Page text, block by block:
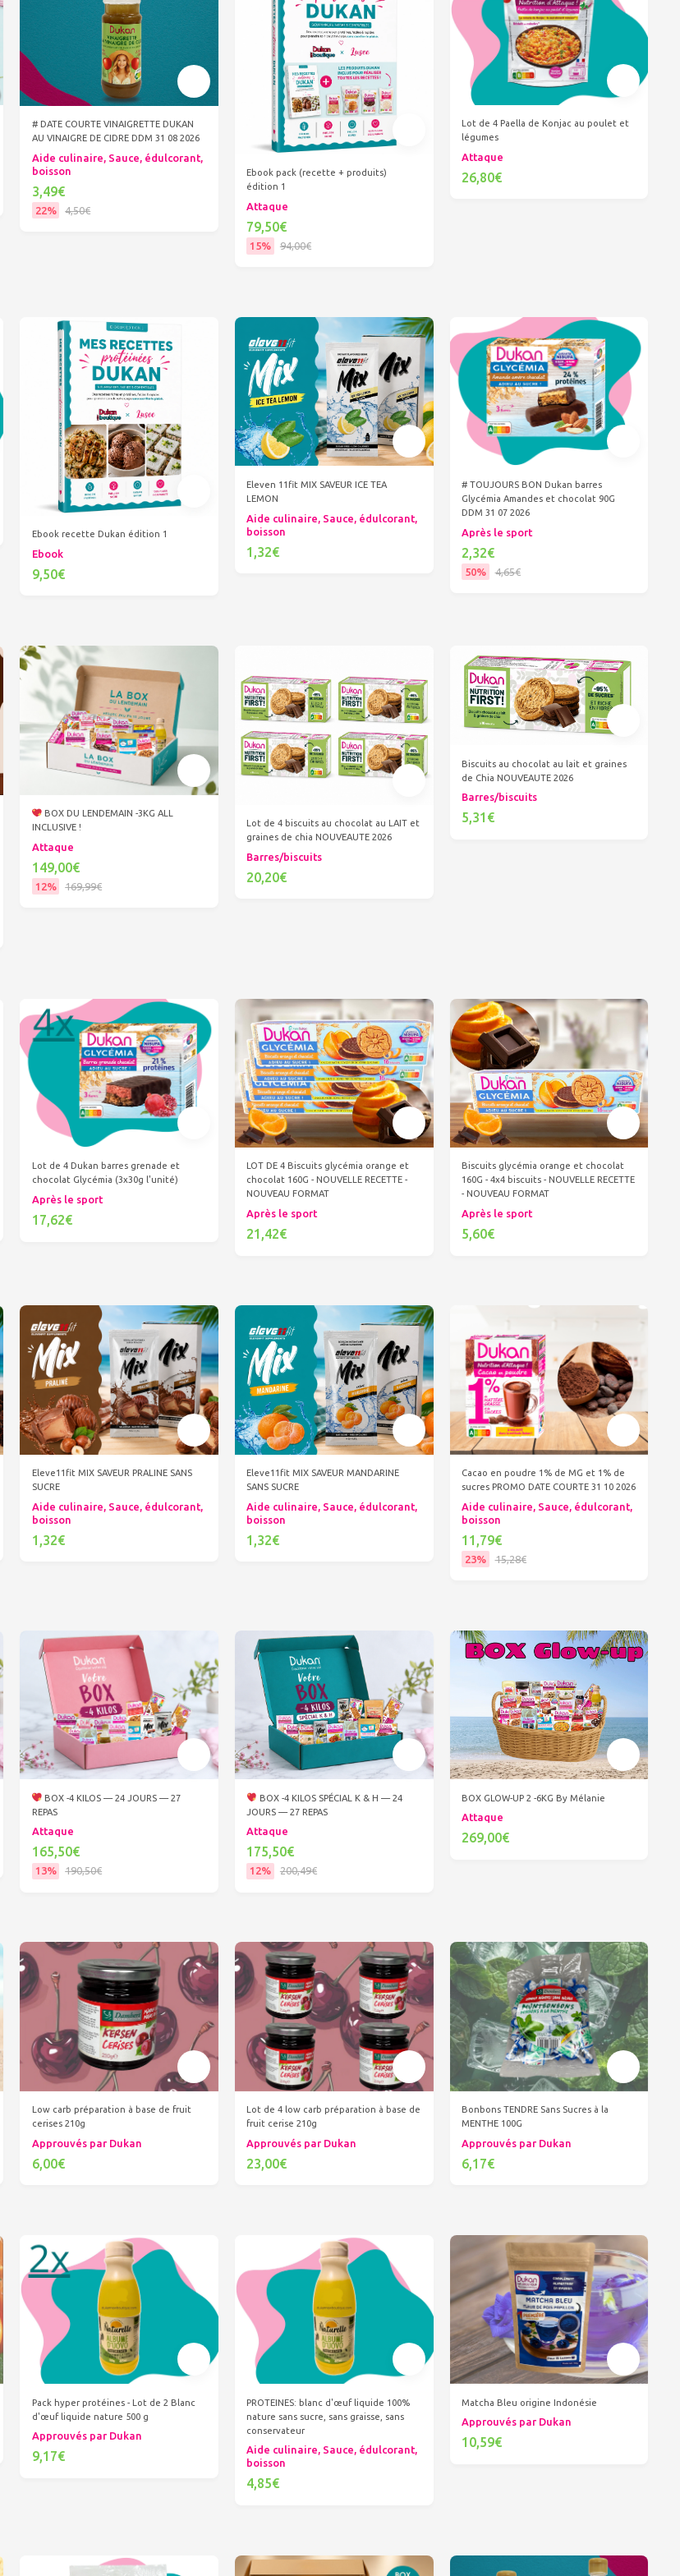
# DATE COURTE VINAIGRETTE DUKAN
AU VINAIGRE DE CIDRE DDM 31 08 2026
Aide culinaire, Sauce, édulcorant,
boisson
3,49€
22%
4,50€
Ebook pack (recette + produits)
édition 1
Attaque
79,50€
15%
94,00€
Lot de 4 Paella de Konjac au poulet et
légumes
Attaque
26,80€
Ebook recette Dukan édition 1
Ebook
9,50€
Eleven 11fit MIX SAVEUR ICE TEA
LEMON
Aide culinaire, Sauce, édulcorant,
boisson
1,32€
# TOUJOURS BON Dukan barres
Glycémia Amandes et chocolat 90G
DDM 31 07 2026
Après le sport
2,32€
50%
4,65€
BOX DU LENDEMAIN -3KG ALL
INCLUSIVE !
Attaque
149,00€
12%
169,99€
Lot de 4 biscuits au chocolat au LAIT et
graines de chia NOUVEAUTE 2026
Barres/biscuits
20,20€
Biscuits au chocolat au lait et graines
de Chia NOUVEAUTE 2026
Barres/biscuits
5,31€
Lot de 4 Dukan barres grenade et
chocolat Glycémia (3x30g l'unité)
Après le sport
17,62€
LOT DE 4 Biscuits glycémia orange et
chocolat 160G - NOUVELLE RECETTE -
NOUVEAU FORMAT
Après le sport
21,42€
Biscuits glycémia orange et chocolat
160G - 4x4 biscuits - NOUVELLE RECETTE
- NOUVEAU FORMAT
Après le sport
5,60€
Eleve11fit MIX SAVEUR PRALINE SANS
SUCRE
Aide culinaire, Sauce, édulcorant,
boisson
1,32€
Eleve11fit MIX SAVEUR MANDARINE
SANS SUCRE
Aide culinaire, Sauce, édulcorant,
boisson
1,32€
Cacao en poudre 1% de MG et 1% de
sucres PROMO DATE COURTE 31 10 2026
Aide culinaire, Sauce, édulcorant,
boisson
11,79€
23%
15,28€
BOX -4 KILOS — 24 JOURS — 27
REPAS
Attaque
165,50€
13%
190,50€
BOX -4 KILOS SPÉCIAL K & H — 24
JOURS — 27 REPAS
Attaque
175,50€
12%
200,49€
BOX GLOW-UP 2 -6KG By Mélanie
Attaque
269,00€
Low carb préparation à base de fruit
cerises 210g
Approuvés par Dukan
6,00€
Lot de 4 low carb préparation à base de
fruit cerise 210g
Approuvés par Dukan
23,00€
Bonbons TENDRE Sans Sucres à la
MENTHE 100G
Approuvés par Dukan
6,17€
Pack hyper protéines - Lot de 2 Blanc
d'œuf liquide nature 500 g
Approuvés par Dukan
9,17€
PROTEINES: blanc d'œuf liquide 100%
nature sans sucre, sans graisse, sans
conservateur
Aide culinaire, Sauce, édulcorant,
boisson
4,85€
Matcha Bleu origine Indonésie
Approuvés par Dukan
10,59€